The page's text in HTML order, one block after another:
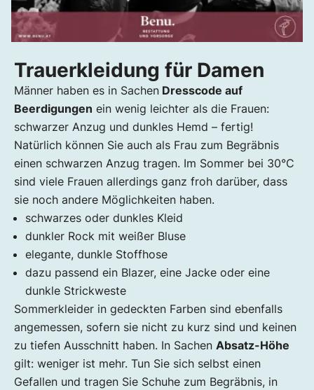
Trauerkleidung für Damen
Männer haben es in Sachen Dresscode auf
Beerdigungen ein wenig leichter als die Frauen:
schwarzer Anzug und dunkles Hemd – fertig!
Natürlich können Sie auch als Frau zum Begräbnis
einen schwarzen Anzug tragen. Im Sommer bei 30°C
sind viele Frauen allerdings ganz froh darüber, dass
sie noch andere Möglichkeiten haben.
schwarzes oder dunkles Kleid
dunkler Rock mit weißer Bluse
elegante, dunkle Stoffhose
dazu passend ein Blazer, eine Jacke oder eine
dunkle Strickweste
Sommerkleider in gedeckten Farben sind ebenfalls
angemessen, sofern sie nicht zu kurz sind und keinen
zu tiefen Ausschnitt haben. In Sachen Absatz-Höhe
gilt: weniger ist mehr. Tun Sie sich selbst einen
Gefallen und tragen Sie Schuhe zum Begräbnis, in